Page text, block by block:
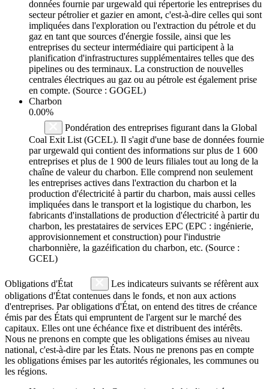
données fournie par urgewald qui répertorie les entreprises du
secteur pétrolier et gazier en amont, c'est-à-dire celles qui sont
impliquées dans l'exploration ou l'extraction du pétrole et du
gaz en tant que sources d'énergie fossile, ainsi que les
entreprises du secteur intermédiaire qui participent à la
planification d'infrastructures supplémentaires telles que des
pipelines ou des terminaux. La construction de nouvelles
centrales électriques au gaz ou au pétrole est également prise
en compte. (Source : GOGEL)
Charbon
0.00%
Pondération des entreprises figurant dans la Global
Coal Exit List (GCEL). Il s'agit d'une base de données fournie
par urgewald qui contient des informations sur plus de 1 600
entreprises et plus de 1 900 de leurs filiales tout au long de la
chaîne de valeur du charbon. Elle comprend non seulement
les entreprises actives dans l'extraction du charbon et la
production d'électricité à partir du charbon, mais aussi celles
impliquées dans le transport et la logistique du charbon, les
fabricants d'installations de production d'électricité à partir du
charbon, les prestataires de services EPC (EPC : ingénierie,
approvisionnement et construction) pour l'industrie
charbonnière, la gazéification du charbon, etc. (Source :
GCEL)
Obligations d'État
Les indicateurs suivants se réfèrent aux
obligations d'État contenues dans le fonds, et non aux actions
d'entreprises. Par obligations d'État, on entend des titres de créance
émis par des États qui empruntent de l'argent sur le marché des
capitaux. Elles ont une échéance fixe et distribuent des intérêts.
Nous ne prenons en compte que les obligations émises au niveau
national, c'est-à-dire par les États. Nous ne prenons pas en compte
les obligations émises par les autorités régionales, les communes ou
les régions.